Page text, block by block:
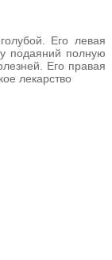
Его левая
подаяний полную
Его правая
лекарство